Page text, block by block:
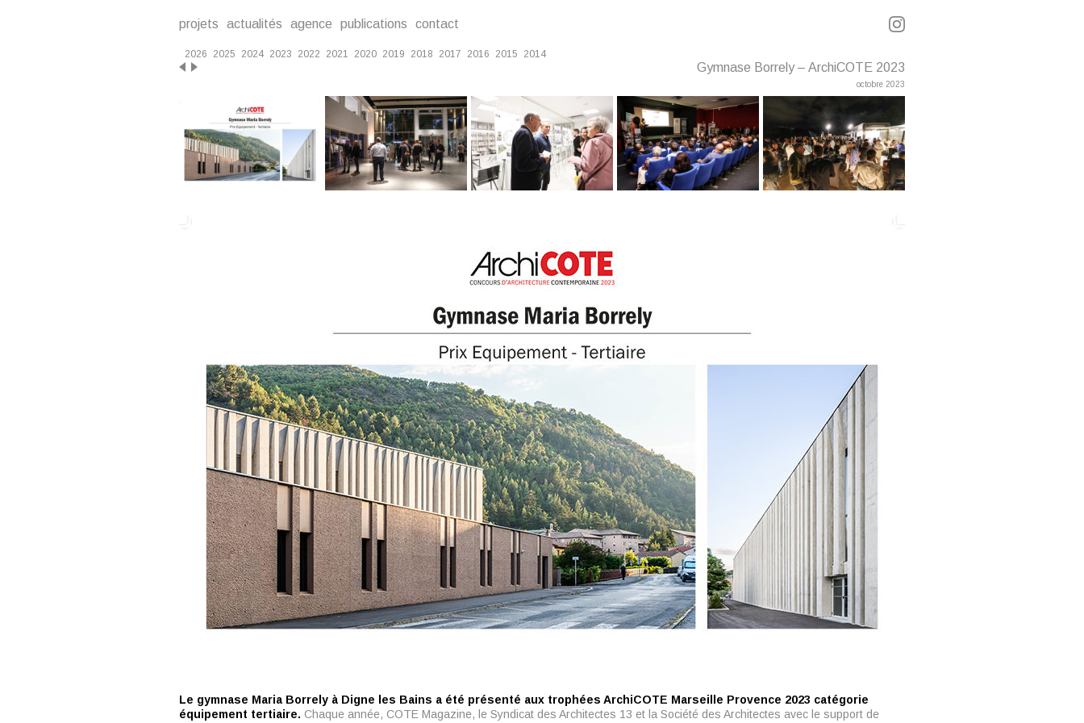
projets actualités agence publications contact
2026 2025 2024 2023 2022 2021 2020 2019 2018 2017 2016 2015 2014
Gymnase Borrely – ArchiCOTE 2023
octobre 2023
Le gymnase Maria Borrely à Digne les Bains a été présenté aux trophées ArchiCOTE Marseille Provence 2023 catégorie
équipement tertiaire. Chaque année, COTE Magazine, le Syndicat des Architectes 13 et la Société des Architectes avec le support de